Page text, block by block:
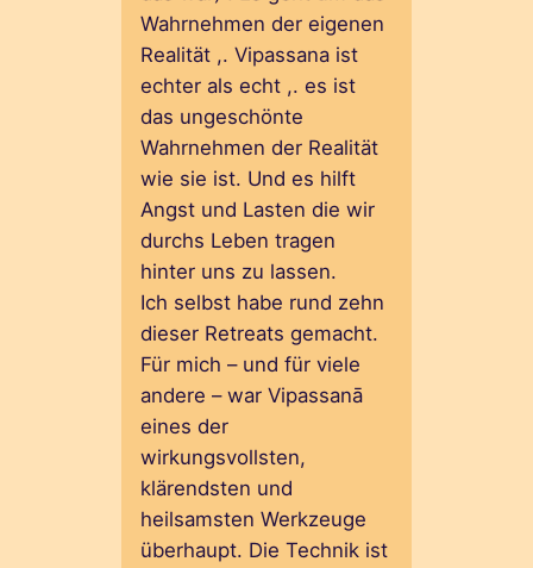
Wahrnehmen der eigenen
Realität ,. Vipassana ist
echter als echt ,. es ist
das ungeschönte
Wahrnehmen der Realität
wie sie ist. Und es hilft
Angst und Lasten die wir
durchs Leben tragen
hinter uns zu lassen.
Ich selbst habe rund zehn
dieser Retreats gemacht.
Für mich – und für viele
andere – war Vipassanā
eines der
wirkungsvollsten,
klärendsten und
heilsamsten Werkzeuge
überhaupt. Die Technik ist